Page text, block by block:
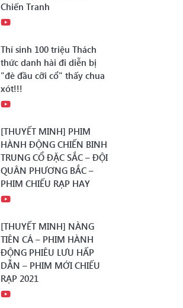
Chiến Tranh
Thí sinh 100 triệu Thách
thức danh hài đi diễn bị
"đè đầu cỡi cổ" thấy chua
xót!!!
[THUYẾT MINH] PHIM
HÀNH ĐỘNG CHIẾN BINH
TRUNG CỔ ĐẶC SẮC – ĐỘI
QUÂN PHƯƠNG BẮC –
PHIM CHIẾU RẠP HAY
[THUYẾT MINH] NÀNG
TIÊN CÁ – PHIM HÀNH
ĐỘNG PHIÊU LƯU HẤP
DẪN – PHIM MỚI CHIẾU
RẠP 2021